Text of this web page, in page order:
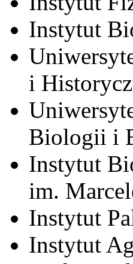
Instytut
i
Biologii i
Instytut
im.
Instytut
Instytut